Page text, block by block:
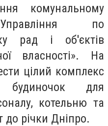
комунальному
по
рад і об'єктів
власності». На
цілий комплекс
будиночок для
котельню та
до річки Дніпро.